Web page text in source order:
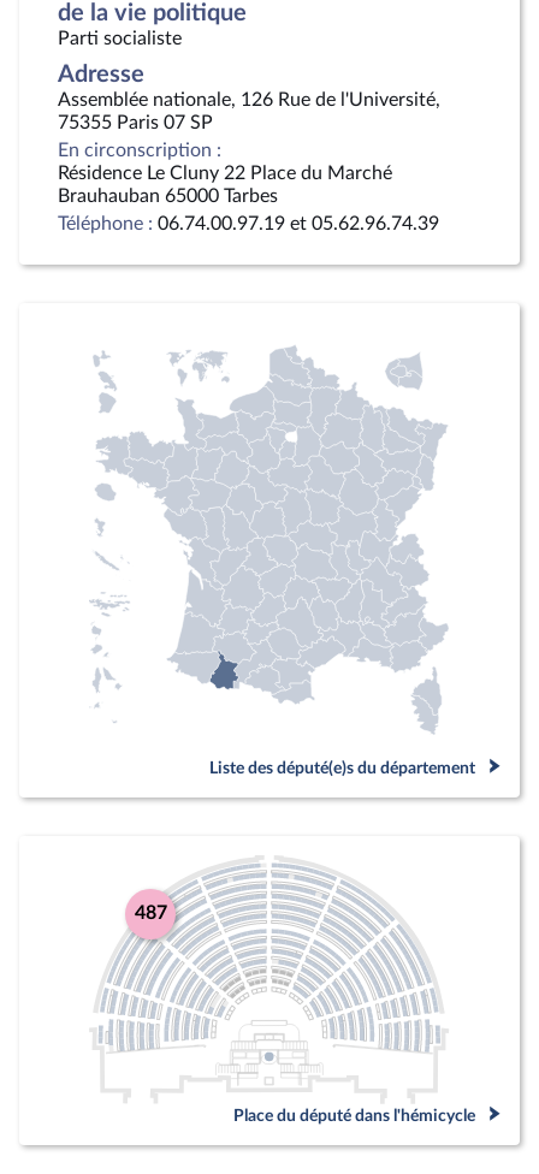
de la vie politique
Parti socialiste
Adresse
Assemblée nationale, 126 Rue de l'Université,
75355 Paris 07 SP
En circonscription :
Résidence Le Cluny 22 Place du Marché
Brauhauban 65000 Tarbes
Téléphone : 06.74.00.97.19 et 05.62.96.74.39
Liste des député(e)s du département
487
Place du député dans l'hémicycle